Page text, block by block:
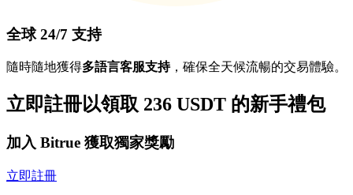
全球 24/7 支持
隨時隨地獲得多語言客服支持，確保全天候流暢的交易體驗。
立即註冊以領取 236 USDT 的新手禮包
加入 Bitrue 獲取獨家獎勵
立即註冊